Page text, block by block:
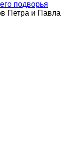
подворья
Петра и Павла